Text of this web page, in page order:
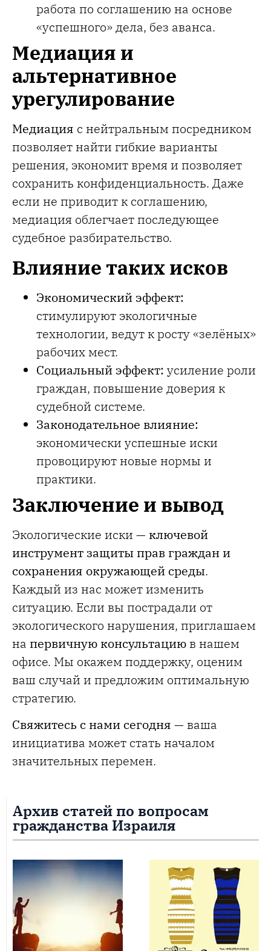
работа по соглашению на основе
«успешного» дела, без аванса.
Медиация и
альтернативное
урегулирование
Медиация с нейтральным посредником
позволяет найти гибкие варианты
решения, экономит время и позволяет
сохранить конфиденциальность. Даже
если не приводит к соглашению,
медиация облегчает последующее
судебное разбирательство.
Влияние таких исков
Экономический эффект:
стимулируют экологичные
технологии, ведут к росту «зелёных»
рабочих мест.
Социальный эффект: усиление роли
граждан, повышение доверия к
судебной системе.
Законодательное влияние:
экономически успешные иски
провоцируют новые нормы и
практики.
Заключение и вывод
Экологические иски — ключевой
инструмент защиты прав граждан и
сохранения окружающей среды.
Каждый из нас может изменить
ситуацию. Если вы пострадали от
экологического нарушения, приглашаем
на первичную консультацию в нашем
офисе. Мы окажем поддержку, оценим
ваш случай и предложим оптимальную
стратегию.
Свяжитесь с нами сегодня — ваша
инициатива может стать началом
значительных перемен.
Архив статей по вопросам
гражданства Израиля